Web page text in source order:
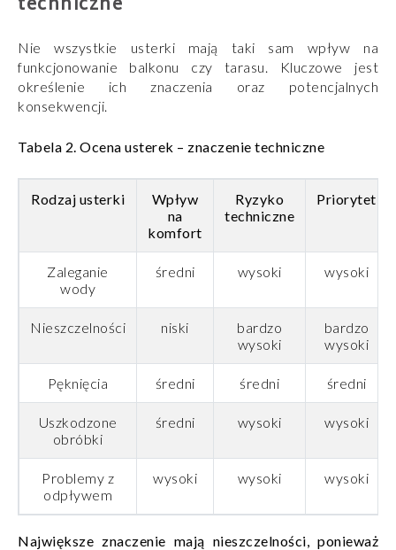
Nie wszystkie usterki mają taki sam wpływ na
funkcjonowanie balkonu czy tarasu. Kluczowe jest
określenie ich znaczenia oraz potencjalnych
konsekwencji.
Tabela 2. Ocena usterek – znaczenie techniczne
Rodzaj usterki
Wpływ
na
komfort
Ryzyko
techniczne
Priorytet
Zaleganie
wody
średni wysoki wysoki
Nieszczelności niski
bardzo
wysoki
bardzo
wysoki
Pęknięcia średni średni średni
Uszkodzone
obróbki
średni wysoki wysoki
Problemy z
odpływem
wysoki wysoki wysoki
Największe znaczenie mają nieszczelności, ponieważ